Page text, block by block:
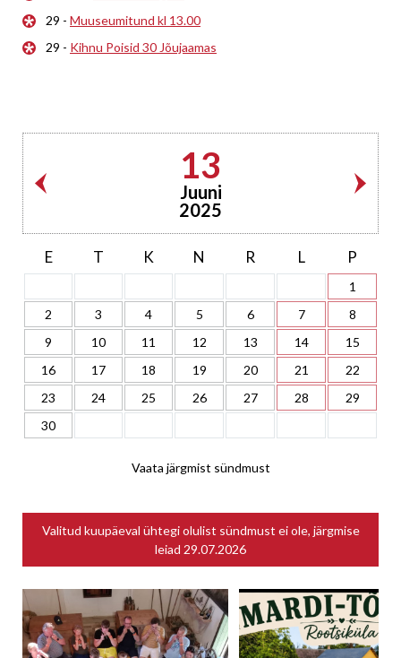
29 - Muuseumitund kl 13.00
29 - Kihnu Poisid 30 Jõujaamas
13
Juuni
2025
E T K N R L P
1
2
3 4 5 6 7
8
9
10 11 12 13 14
15
16
17 18 19 20 21
22
23
24 25 26 27 28
29
30
Vaata järgmist sündmust
Valitud kuupäeval ühtegi olulist sündmust ei ole, järgmise
leiad 29.07.2026